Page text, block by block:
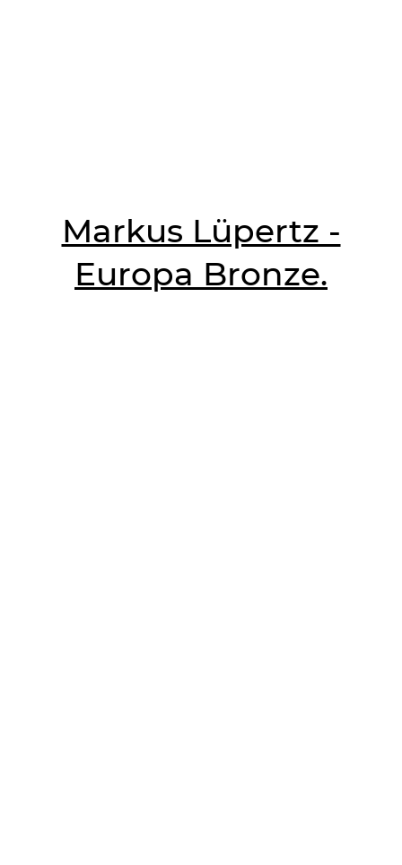
Markus Lüpertz -
Europa Bronze.